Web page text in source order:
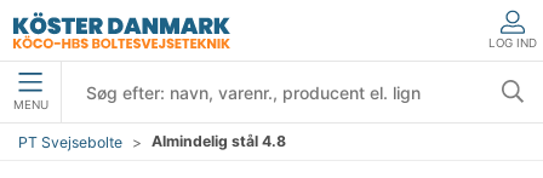
LOG IND
MENU
PT Svejsebolte Almindelig stål 4.8